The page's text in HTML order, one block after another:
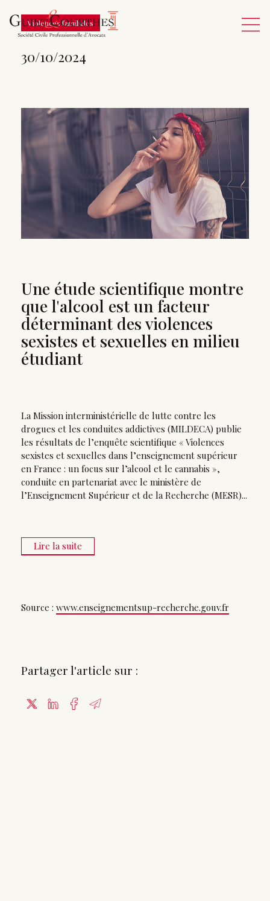
Une étude scientifique montre
que l'alcool est un facteur
déterminant des violences
sexistes et sexuelles en milieu
étudiant
30/10/2024
Violences familiales
Source : www.enseignementsup-recherche.gouv.fr
La Mission interministérielle de lutte contre les
drogues et les conduites addictives (MILDECA) publie
les résultats de l’enquête scientifique « Violences
sexistes et sexuelles dans l’enseignement supérieur
en France : un focus sur l’alcool et le cannabis »,
conduite en partenariat avec le ministère de
l’Enseignement Supérieur et de la Recherche (MESR)...
Lire la suite